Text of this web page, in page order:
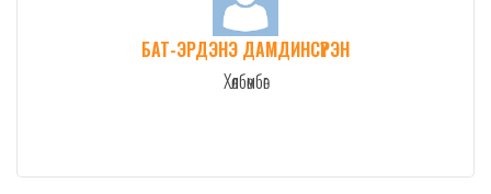
БАТ-ЭРДЭНЭ ДАМДИНСҮРЭН
Хөлбөмбөг